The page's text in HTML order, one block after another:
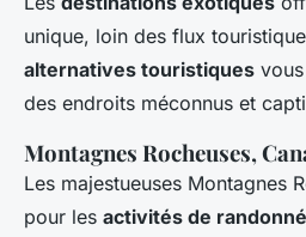
unique, loin des flux
alternatives touristiques
des endroits méconnus et
Montagnes Rocheuses,
Les majestueuses Montagnes
pour les activités de